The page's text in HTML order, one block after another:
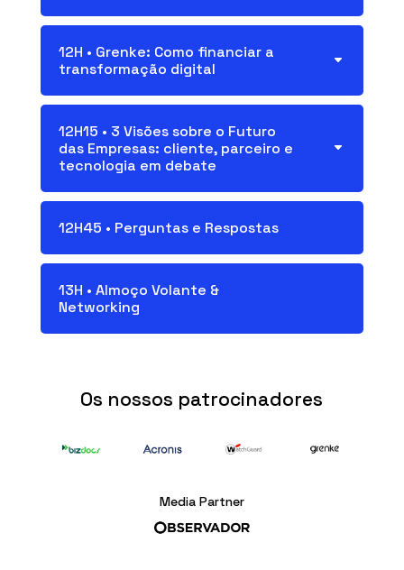
12H • Grenke: Como financiar a
transformação digital
12H15 • 3 Visões sobre o Futuro
das Empresas: cliente, parceiro e
tecnologia em debate
12H45 • Perguntas e Respostas
13H • Almoço Volante &
Networking
Os nossos patrocinadores
Media Partner